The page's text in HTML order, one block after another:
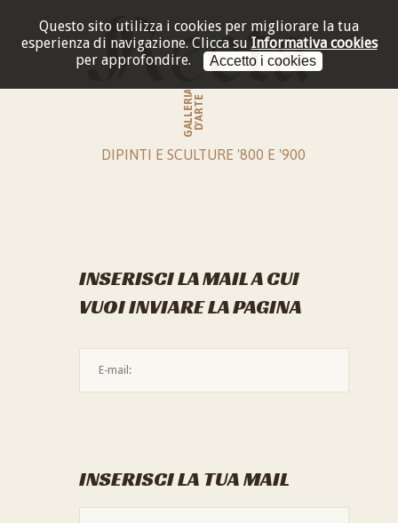
Questo sito utilizza i cookies per migliorare la tua
esperienza di navigazione. Clicca su Informativa cookies
per approfondire.
Accetto i cookies
GALLERIAD'ARTE
DIPINTI E SCULTURE '800 E '900
INSERISCI LA MAIL A CUI
VUOI INVIARE LA PAGINA
INSERISCI LA TUA MAIL